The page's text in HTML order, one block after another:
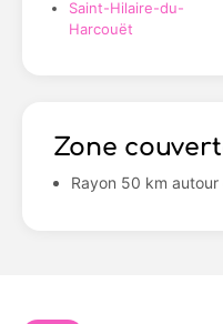
Saint-Hilaire-du-
Harcouët
Zone
Rayon 50 km